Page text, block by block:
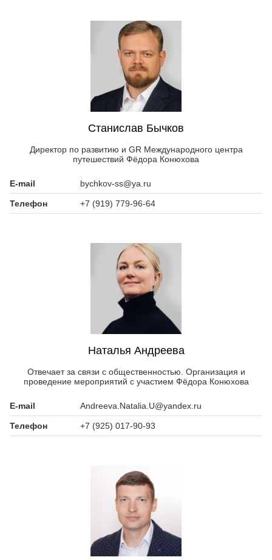
Станислав Бычков
Директор по развитию и GR Международного центра
путешествий Фёдора Конюхова
E-mail bychkov-ss@ya.ru
Телефон +7 (919) 779-96-64
Наталья Андреева
Отвечает за связи с общественностью. Организация и
проведение мероприятий с участием Фёдора Конюхова
E-mail Andreeva.Natalia.U@yandex.ru
Телефон +7 (925) 017-90-93